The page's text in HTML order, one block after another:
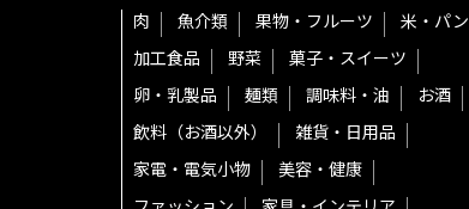
肉 魚介類 果物・フルーツ
米・パン
加工食品
野菜
菓子・スイーツ
卵・乳製品
麺類 調味料・油
お酒
飲料（お酒以外）
雑貨・日用品
家電・電気小物
美容・健康